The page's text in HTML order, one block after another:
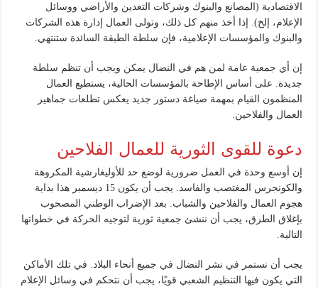
الاقتصادية (المصانع والبنوك وشركات التعدين والأراضي ووسائل
الإعلام، إلخ). إذا أخذ منهم كل ذلك، وتولى العمال إدارة هذه الشركات
والبنوك والمؤسسات الإعلامية، فإن سلطة الطبقة السائدة ستنتهي.
إن أي جمعية عامة لمن هم في النضال يمكن ويجب أن تنظم سلطة
جديدة. على أساس الإطاحة بالمؤسسات الحالية، يستطيع العمال
المنظمون القيام بمهمة صياغة دستور جديد يعكس تطلعات جماهير
العمال والفلاحين.
دعوة للقوى الثورية للعمال الفلاحين
إن أوسع وحدة في العمل ضرورية لوضع حد للأوليغارشية المكروهة
والكونجرس المغتصب والفاسد. يجب أن يكون 15 ديسمبر هذا بداية
هجوم العمال والفلاحين والشباب. بعد الإضراب الوطني المصحوب
بإغلاق الطرق، يجب أن ننشئ جمعية ثورية لتوجيه الحركة في خطواتها
التالية.
يجب أن نستمر في نشر النضال في جميع أنحاء البلاد. في تلك الأماكن
التي يكون فيها التنظيم الشعبي قويًا، يجب أن نتحكم في وسائل الإعلام